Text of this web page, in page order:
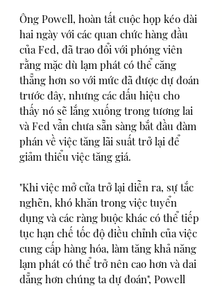
Ông Powell, hoàn tất cuộc họp kéo dài
hai ngày với các quan chức hàng đầu
của Fed, đã trao đổi với phóng viên
rằng mặc dù lạm phát có thể căng
thẳng hơn so với mức đã được dự đoán
trước đây, nhưng các dấu hiệu cho
thấy nó sẽ lắng xuống trong tương lai
và Fed vẫn chưa sẵn sàng bắt đầu đàm
phán về việc tăng lãi suất trở lại để
giảm thiểu việc tăng giá.
"Khi việc mở cửa trở lại diễn ra, sự tắc
nghẽn, khó khăn trong việc tuyển
dụng và các ràng buộc khác có thể tiếp
tục hạn chế tốc độ điều chỉnh của việc
cung cấp hàng hóa, làm tăng khả năng
lạm phát có thể trở nên cao hơn và dai
dẳng hơn chúng ta dự đoán", Powell